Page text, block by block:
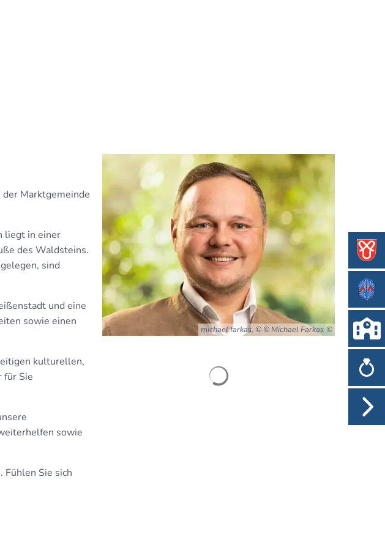
Marktgemeinde
liegt in einer
des Waldsteins.
sind
und eine
sowie einen
kulturellen,
für Sie
sowie
Fühlen Sie sich
michael farkas, © © Michael Farkas